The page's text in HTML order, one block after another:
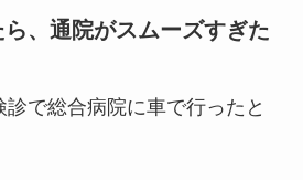
、通院がスムーズすぎた
で総合病院に車で行ったと